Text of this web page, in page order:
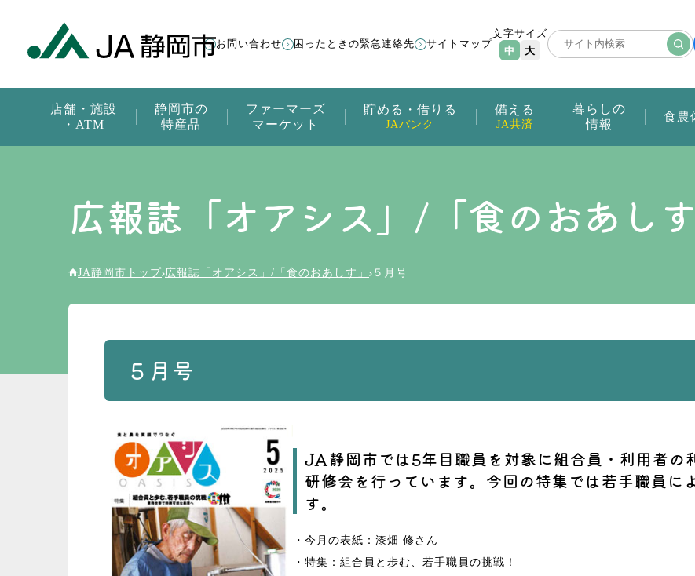
店舗・施設
・ATM
静岡市の
特産品
ファーマーズ
マーケット
貯める・借りる
JAバンク
備える
JA共済
暮らしの
情報
食農
お問い合わせ 困ったときの緊急連絡先 サイトマップ
文字サイズ
中
大
広報誌「オアシス」/「食のおあしす
JA静岡市トップ 広報誌「オアシス」/「食のおあしす」 ５月号
５月号
JA静岡市では5年目職員を対象に組合員・利用者の
研修会を行っています。今回の特集では若手職員に
す。
・今月の表紙：漆畑 修さん
・特集：組合員と歩む、若手職員の挑戦！